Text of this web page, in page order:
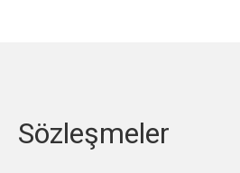
Sözleşmeler